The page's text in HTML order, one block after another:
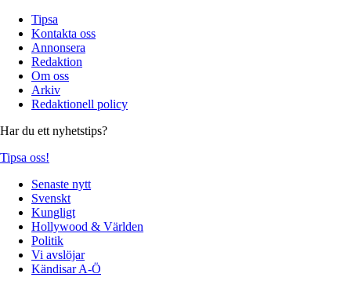
Tipsa
Kontakta oss
Annonsera
Redaktion
Om oss
Arkiv
Redaktionell policy
Har du ett nyhetstips?
Tipsa oss!
Senaste nytt
Svenskt
Kungligt
Hollywood & Världen
Politik
Vi avslöjar
Kändisar A-Ö